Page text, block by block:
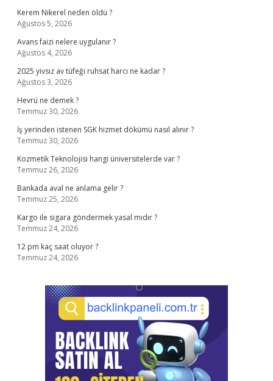
Kerem Nikerel neden öldü ?
Ağustos 5, 2026
Avans faizi nelere uygulanır ?
Ağustos 4, 2026
2025 yivsiz av tüfeği ruhsat harcı ne kadar ?
Ağustos 3, 2026
Hevrü ne demek ?
Temmuz 30, 2026
İş yerinden istenen SGK hizmet dökümü nasıl alınır ?
Temmuz 30, 2026
Kozmetik Teknolojisi hangi üniversitelerde var ?
Temmuz 26, 2026
Bankada aval ne anlama gelir ?
Temmuz 25, 2026
Kargo ile sigara göndermek yasal mıdır ?
Temmuz 24, 2026
12 pm kaç saat oluyor ?
Temmuz 24, 2026